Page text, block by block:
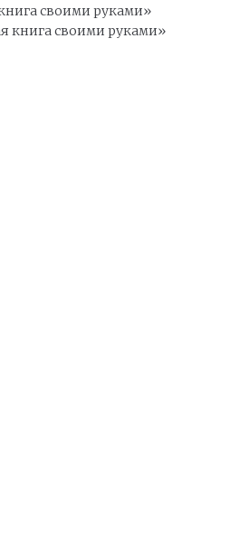
своими руками»